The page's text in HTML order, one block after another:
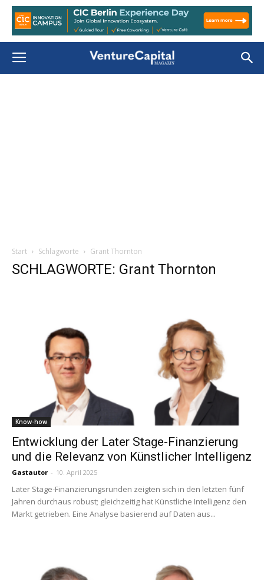
Start Schlagworte Grant Thornton
SCHLAGWORTE: Grant Thornton
Know-how
Entwicklung der Later Stage-Finanzierung
und die Relevanz von Künstlicher Intelligenz
Gastautor - 10. April 2025
Later Stage-Finanzierungsrunden zeigten sich in den letzten fünf
Jahren durchaus robust; gleichzeitig hat Künstliche Intelligenz den
Markt getrieben. Eine Analyse basierend auf Daten aus...